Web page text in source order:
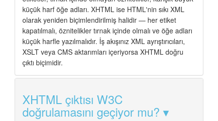
küçük harf öğe adları. XHTML ise HTML'nin sıkı XML
olarak yeniden biçimlendirilmiş halidir — her etiket
kapatılmalı, öznitelikler tırnak içinde olmalı ve öğe adları
küçük harfle yazılmalıdır. İş akışınız XML ayrıştırıcıları,
XSLT veya CMS aktarımları içeriyorsa XHTML doğru
çıktı biçimidir.
XHTML çıktısı W3C
doğrulamasını geçiyor mu?